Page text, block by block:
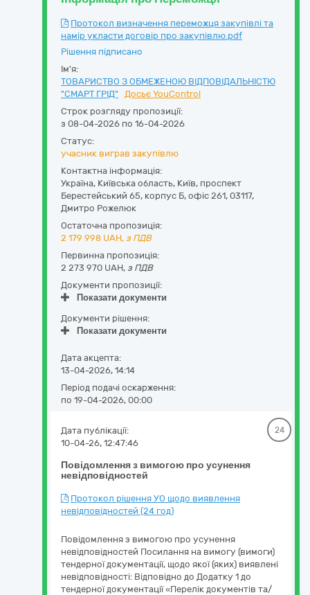
Протокол визначення переможця закупівлі та
намір укласти договір про закупівлю.pdf
Рішення підписано
Ім'я:
ТОВАРИСТВО З ОБМЕЖЕНОЮ ВІДПОВІДАЛЬНІСТЮ
"СМАРТ ГРІД"
Досьє YouControl
Строк розгляду пропозиції:
з 08-04-2026 по 16-04-2026
Статус:
учасник виграв закупівлю
Контактна інформація:
Україна, Київська область, Київ, проспект
Берестейський 65, корпус Б, офіс 261, 03117,
Дмитро Рожелюк
Остаточна пропозиція:
2 179 998 UAH, з ПДВ
Первинна пропозиція:
2 273 970 UAH, з ПДВ
Документи пропозиції:
Показати документи
Документи рішення:
Показати документи
Дата акцепта:
13-04-2026, 14:14
Період подачі оскарження:
по 19-04-2026, 00:00
Повідомлення з вимогою про усунення
невідповідностей
Дата публікації:
10-04-26, 12:47:46
24
Протокол рішення УО щодо виявлення
невідповідностей (24 год)
Повідомлення з вимогою про усунення
невідповідностей Посилання на вимогу (вимоги)
тендерної документації, щодо якої (яких) виявлені
невідповідності: Відповідно до Додатку 1 до
тендерної документації «Перелік документів та/